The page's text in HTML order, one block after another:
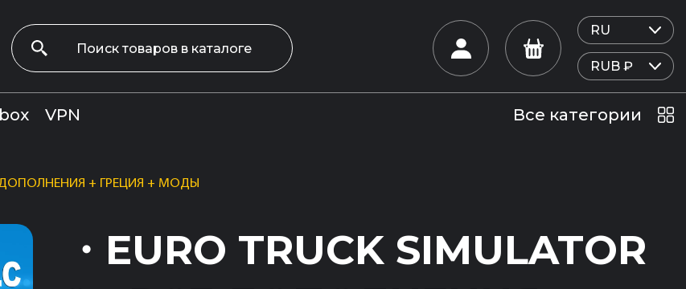
VPN Все категории
ДОПОЛНЕНИЯ + ГРЕЦИЯ + МОДЫ
・EURO TRUCK SIMULATOR